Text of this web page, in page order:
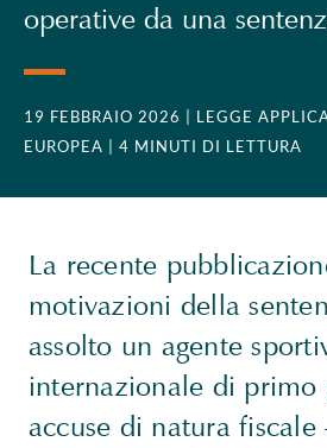
operative da una
19 FEBBRAIO 2026
| LEGGE
EUROPEA
| 4 MINUTI DI LETTURA
La recente
motivazioni della
assolto un agente
internazionale di primo
accuse di natura